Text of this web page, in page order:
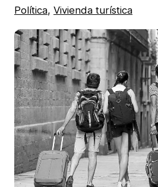
Política, Vivienda turística